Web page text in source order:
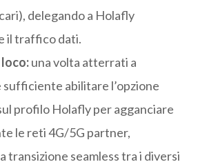
delegando a Holafly
il traffico dati.
una volta atterrati a
sufficiente abilitare l’opzione
profilo Holafly per agganciare
le reti 4G/5G partner,
transizione seamless tra i diversi